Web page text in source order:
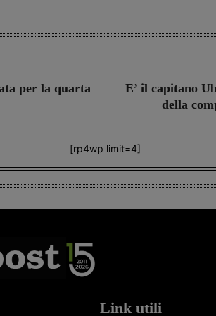
per la quarta
E’ il capitano
della
[rp4wp limit=4]
Link utili